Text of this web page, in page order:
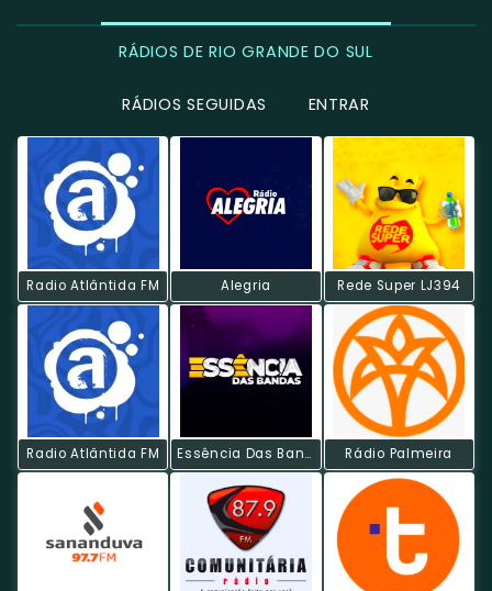
RÁDIOS DE RIO GRANDE DO SUL
RÁDIOS SEGUIDAS ENTRAR
Radio Atlântida FM Alegria Rede Super LJ394
Radio Atlântida FM Essência Das Bandas Rádio Palmeira